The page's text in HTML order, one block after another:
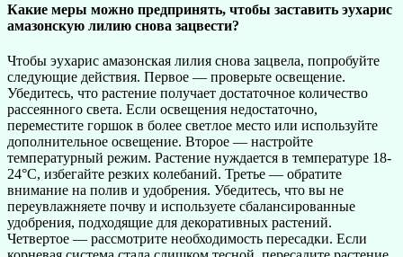
Какие меры можно предпринять, чтобы заставить эухарис
амазонскую лилию снова зацвести?
Чтобы эухарис амазонская лилия снова зацвела, попробуйте
следующие действия. Первое — проверьте освещение.
Убедитесь, что растение получает достаточное количество
рассеянного света. Если освещения недостаточно,
переместите горшок в более светлое место или используйте
дополнительное освещение. Второе — настройте
температурный режим. Растение нуждается в температуре 18-
24°C, избегайте резких колебаний. Третье — обратите
внимание на полив и удобрения. Убедитесь, что вы не
переувлажняете почву и используете сбалансированные
удобрения, подходящие для декоративных растений.
Четвертое — рассмотрите необходимость пересадки. Если